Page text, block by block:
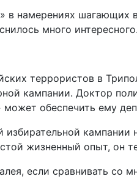
в намерениях
много интересного.
террористов в
кампании. Доктор
обеспечить ему
избирательной
жизненный опыт, он
если сравнивать